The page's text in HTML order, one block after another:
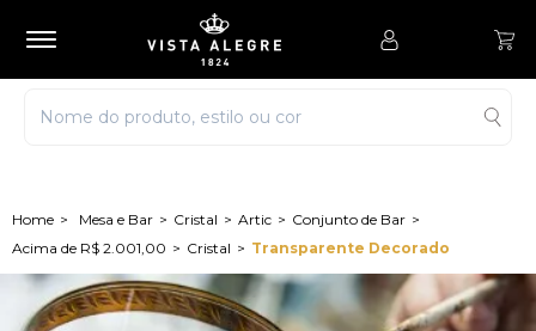
Mesa e Bar Cristal Artic
Conjunto de Bar
Acima de R$ 2.001,00
Cristal Transparente Decorado